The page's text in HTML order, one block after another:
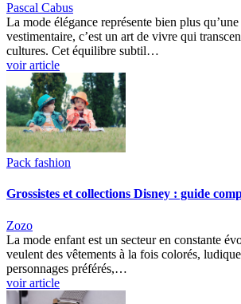
Pascal Cabus
La mode élégance représente bien plus
vestimentaire, c’est un art de vivre qui
cultures. Cet équilibre subtil…
voir article
Pack fashion
Grossistes et collections Disney : guide
Zozo
La mode enfant est un secteur en constante
veulent des vêtements à la fois colorés,
personnages préférés,…
voir article